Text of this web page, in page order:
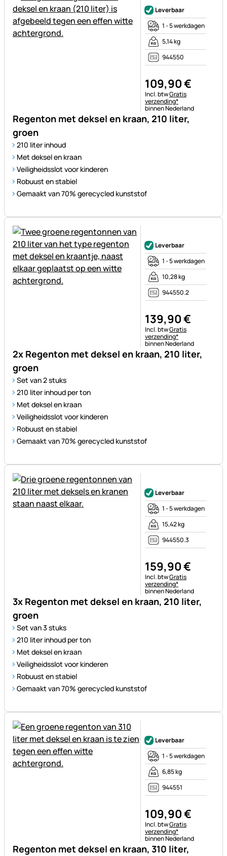
Regenton met deksel en kraan, 210 liter,
groen
210 liter inhoud
Met deksel en kraan
Veiligheidsslot voor kinderen
Robuust en stabiel
Gemaakt van 70% gerecycled kunststof
Leverbaar
1 - 5 werkdagen
5,14 kg
944550
109,90€
Belastinginformatie:
Incl. btwGratis
verzending*
binnen Nederland
2x Regenton met deksel en kraan, 210 liter,
groen
Set van 2 stuks
210 liter inhoud per ton
Met deksel en kraan
Veiligheidsslot voor kinderen
Robuust en stabiel
Gemaakt van 70% gerecycled kunststof
Leverbaar
1 - 5 werkdagen
10,28 kg
944550.2
139,90€
Belastinginformatie:
Incl. btwGratis
verzending*
binnen Nederland
3x Regenton met deksel en kraan, 210 liter,
groen
Set van 3 stuks
210 liter inhoud per ton
Met deksel en kraan
Veiligheidsslot voor kinderen
Robuust en stabiel
Gemaakt van 70% gerecycled kunststof
Leverbaar
1 - 5 werkdagen
15,42 kg
944550.3
159,90€
Belastinginformatie:
Incl. btwGratis
verzending*
binnen Nederland
Regenton met deksel en kraan, 310 liter,
Leverbaar
1 - 5 werkdagen
6,85 kg
944551
109,90€
Belastinginformatie:
Incl. btwGratis
verzending*
binnen Nederland